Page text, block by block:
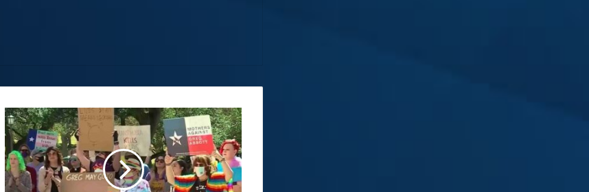
Texas
prohíbe
aplicar
cualquier
tratamiento
de